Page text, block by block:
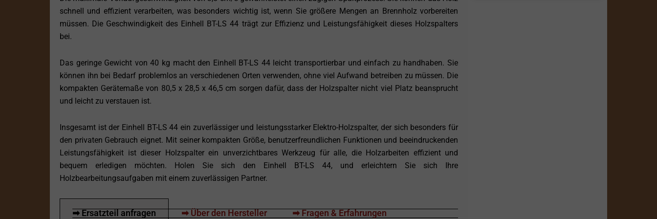
schnell und effizient verarbeiten, was besonders wichtig ist, wenn Sie größere Mengen an Brennholz vorbereiten
müssen. Die Geschwindigkeit des Einhell BT-LS 44 trägt zur Effizienz und Leistungsfähigkeit dieses Holzspalters
bei.
Das geringe Gewicht von 40 kg macht den Einhell BT-LS 44 leicht transportierbar und einfach zu handhaben. Sie
können ihn bei Bedarf problemlos an verschiedenen Orten verwenden, ohne viel Aufwand betreiben zu müssen. Die
kompakten Gerätemaße von 80,5 x 28,5 x 46,5 cm sorgen dafür, dass der Holzspalter nicht viel Platz beansprucht
und leicht zu verstauen ist.
Insgesamt ist der Einhell BT-LS 44 ein zuverlässiger und leistungsstarker Elektro-Holzspalter, der sich besonders für
den privaten Gebrauch eignet. Mit seiner kompakten Größe, benutzerfreundlichen Funktionen und beeindruckenden
Leistungsfähigkeit ist dieser Holzspalter ein unverzichtbares Werkzeug für alle, die Holzarbeiten effizient und
bequem erledigen möchten. Holen Sie sich den Einhell BT-LS 44, und erleichtern Sie sich Ihre
Holzbearbeitungsaufgaben mit einem zuverlässigen Partner.
➡ Ersatzteil anfragen ➡ Über den Hersteller ➡ Fragen & Erfahrungen